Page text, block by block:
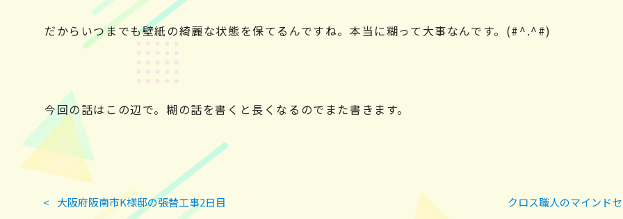
だからいつまでも壁紙の綺麗な状態を保てるんですね。本当に糊って大事なんです。(#^.^#)
今回の話はこの辺で。糊の話を書くと長くなるのでまた書きます。
投
< 大阪府阪南市K様邸の張替工事2日目 クロス職人のマインド